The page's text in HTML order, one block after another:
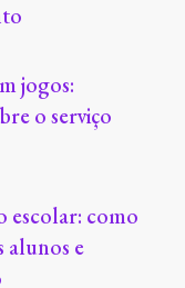
jogos:
o serviço
escolar: como
alunos e